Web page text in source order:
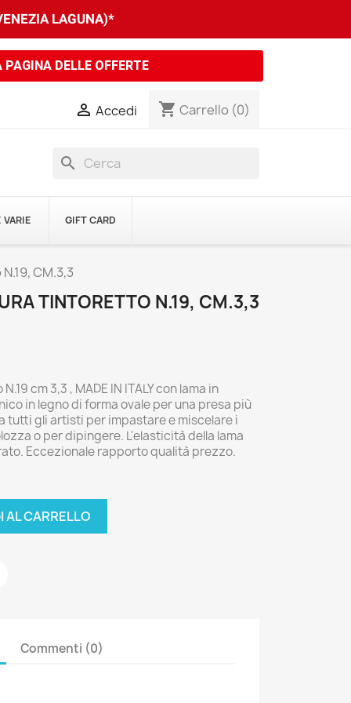
LAGUNA)*
DELLE OFFERTE
 Accedi shopping_cart Carrello (0)
search
GIFT CARD
CM.3,3
TINTORETTO N.19, CM.3,3
cm 3,3 , MADE IN ITALY con lama in
in legno di forma ovale per una presa più
tutti gli artisti per impastare e miscelare i
o per dipingere. L'elasticità della lama
Eccezionale rapporto qualità prezzo.
AL CARRELLO
Commenti (0)